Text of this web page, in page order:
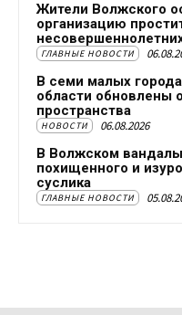
Жители Волжского
организацию
ГЛАВНЫЕ НОВОСТИ
В семи малых
области обновлены
пространства
НОВОСТИ 06.08.2026
В Волжском
похищенного и
суслика
ГЛАВНЫЕ НОВОСТИ